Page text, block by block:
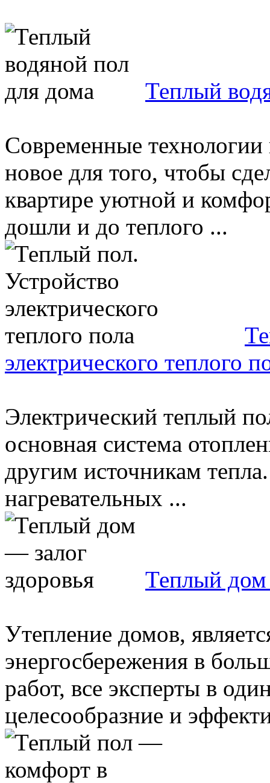
Теплый
Современные технологии
новое для того, чтобы
квартире уютной и
дошли и до теплого ...
электрического теплого
Электрический теплый
основная система
другим источникам
нагревательных ...
Теплый дом
Утепление домов,
энергосбережения в
работ, все эксперты в
целесообразние и